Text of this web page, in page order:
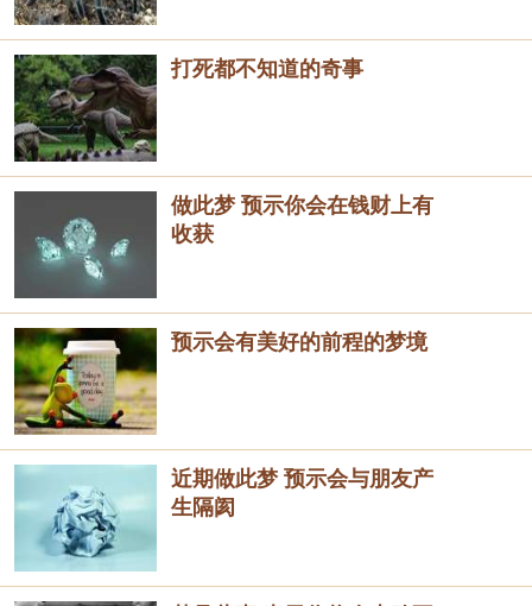
打死都不知道的奇事
做此梦 预示你会在钱财上有
收获
预示会有美好的前程的梦境
近期做此梦 预示会与朋友产
生隔阂